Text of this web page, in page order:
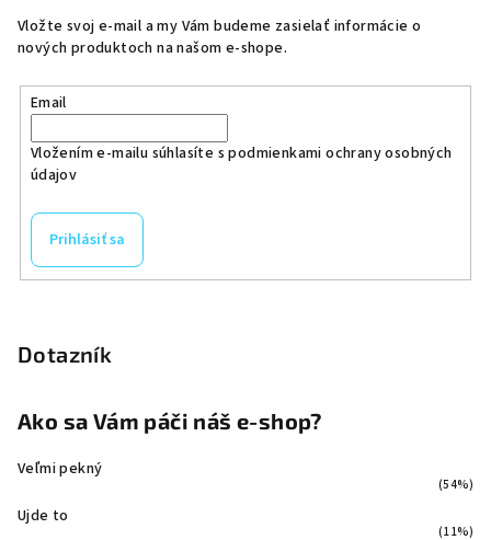
Vložte svoj e-mail a my Vám budeme zasielať informácie o
nových produktoch na našom e-shope.
Email
Vložením e-mailu súhlasíte spodmienkami ochrany osobných
údajov
Prihlásiť sa
Dotazník
Ako sa Vám páči náš e-shop?
Veľmi pekný
(54%)
Ujde to
(11%)